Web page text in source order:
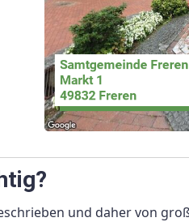
und daher von